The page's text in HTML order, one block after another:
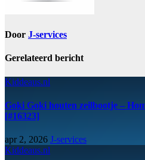
Door J-services
Gerelateerd bericht
Kiddeaus.nl
Goki Goki houten zeilbootje –
[#16323]
apr 2, 2026 J-services
Kiddeaus.nl